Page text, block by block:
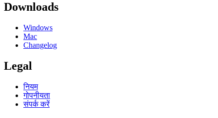
Downloads
Windows
Mac
Changelog
Legal
नियम
गोपनीयता
संपर्क करें